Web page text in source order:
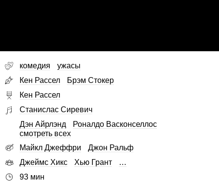
комедия
ужасы
Кен Рассел
Брэм Стокер
Кен Рассел
Станислас Сиревич
Дэн Айрлэнд
Роналдо Васконселлос
смотреть всех
Майкл Джеффри
Джон Ральф
Джеймс Хикс
Хью Грант
…
93 мин